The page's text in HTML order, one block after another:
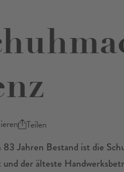
Teilen
Jahren Bestand ist die
der älteste